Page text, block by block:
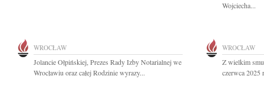
Wojciecha...
WROCŁAW
Jolancie Ołpińskiej, Prezes Rady Izby Notarialnej we
Wrocławiu oraz całej Rodzinie wyrazy...
WROCŁAW
Z wielkim
czerwca 2025